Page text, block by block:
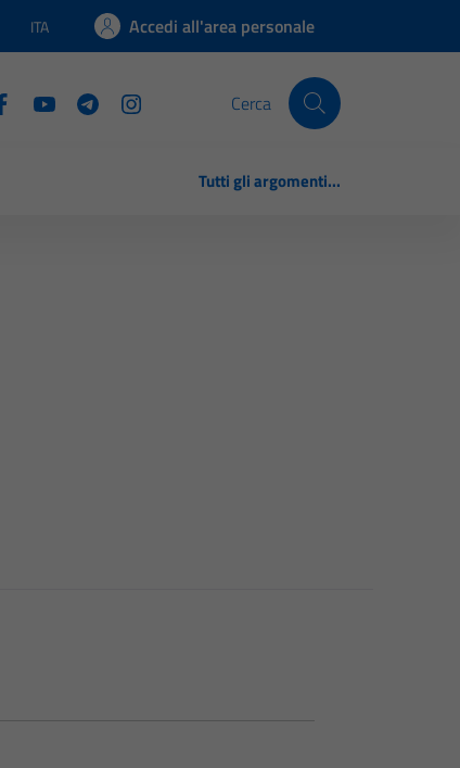
Lingua attiva:
ITA Accedi all'area personale
Cerca
Tutti gli argomenti...